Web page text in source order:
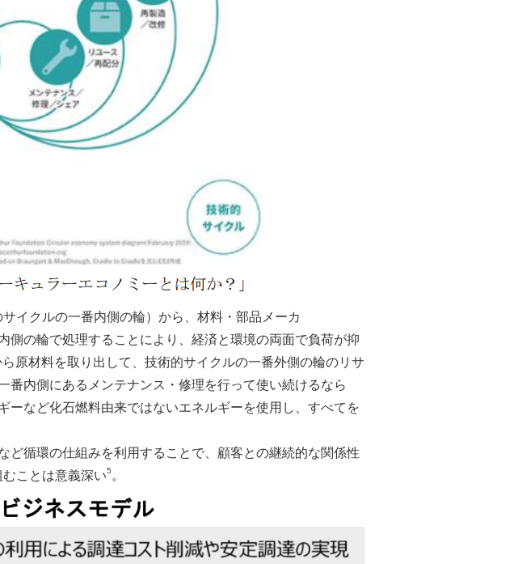
イクルの一番内側の輪）から、材料・部品メーカ
の輪で処理することにより、経済と環境の両面で負荷が抑
原材料を取り出して、技術的サイクルの一番外側の輪のリサ
内側にあるメンテナンス・修理を行って使い続けるなら
など化石燃料由来ではないエネルギーを使用し、すべてを
循環の仕組みを利用することで、顧客との継続的な関係性
ことは意義深い5。